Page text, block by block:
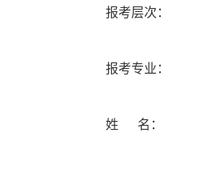
报考层次：
报考专业：
姓 名：